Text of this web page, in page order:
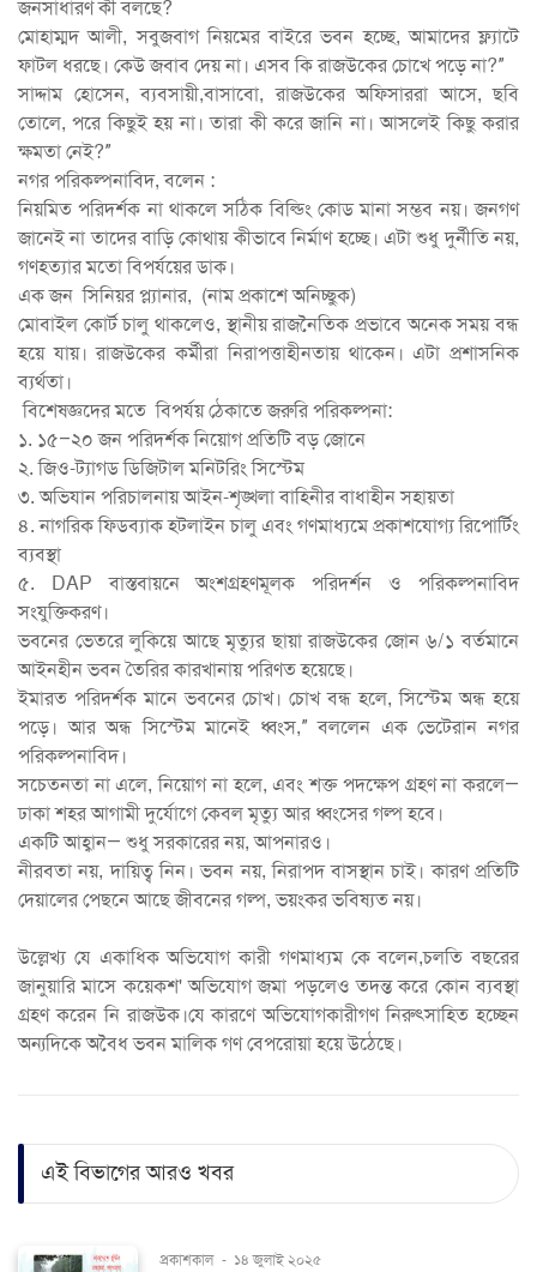
জনসাধারণ কী বলছে?
মোহাম্মদ আলী, সবুজবাগ নিয়মের বাইরে ভবন হচ্ছে, আমাদের ফ্ল্যাটে
ফাটল ধরছে। কেউ জবাব দেয় না। এসব কি রাজউকের চোখে পড়ে না?”
সাদ্দাম হোসেন, ব্যবসায়ী,বাসাবো, রাজউকের অফিসাররা আসে, ছবি
তোলে, পরে কিছুই হয় না। তারা কী করে জানি না। আসলেই কিছু করার
ক্ষমতা নেই?”
নগর পরিকল্পনাবিদ, বলেন :
নিয়মিত পরিদর্শক না থাকলে সঠিক বিল্ডিং কোড মানা সম্ভব নয়। জনগণ
জানেই না তাদের বাড়ি কোথায় কীভাবে নির্মাণ হচ্ছে। এটা শুধু দুর্নীতি নয়,
গণহত্যার মতো বিপর্যয়ের ডাক।
এক জন সিনিয়র প্ল্যানার, (নাম প্রকাশে অনিচ্ছুক)
মোবাইল কোর্ট চালু থাকলেও, স্থানীয় রাজনৈতিক প্রভাবে অনেক সময় বন্ধ
হয়ে যায়। রাজউকের কর্মীরা নিরাপত্তাহীনতায় থাকেন। এটা প্রশাসনিক
ব্যর্থতা।
বিশেষজ্ঞদের মতে বিপর্যয় ঠেকাতে জরুরি পরিকল্পনা:
১. ১৫–২০ জন পরিদর্শক নিয়োগ প্রতিটি বড় জোনে
২. জিও-ট্যাগড ডিজিটাল মনিটরিং সিস্টেম
৩. অভিযান পরিচালনায় আইন-শৃঙ্খলা বাহিনীর বাধাহীন সহায়তা
৪. নাগরিক ফিডব্যাক হটলাইন চালু এবং গণমাধ্যমে প্রকাশযোগ্য রিপোর্টিং
ব্যবস্থা
৫. DAP বাস্তবায়নে অংশগ্রহণমূলক পরিদর্শন ও পরিকল্পনাবিদ
সংযুক্তিকরণ।
ভবনের ভেতরে লুকিয়ে আছে মৃত্যুর ছায়া রাজউকের জোন ৬/১ বর্তমানে
আইনহীন ভবন তৈরির কারখানায় পরিণত হয়েছে।
ইমারত পরিদর্শক মানে ভবনের চোখ। চোখ বন্ধ হলে, সিস্টেম অন্ধ হয়ে
পড়ে। আর অন্ধ সিস্টেম মানেই ধ্বংস,” বললেন এক ভেটেরান নগর
পরিকল্পনাবিদ।
সচেতনতা না এলে, নিয়োগ না হলে, এবং শক্ত পদক্ষেপ গ্রহণ না করলে—
ঢাকা শহর আগামী দুর্যোগে কেবল মৃত্যু আর ধ্বংসের গল্প হবে।
একটি আহ্বান— শুধু সরকারের নয়, আপনারও।
নীরবতা নয়, দায়িত্ব নিন। ভবন নয়, নিরাপদ বাসস্থান চাই। কারণ প্রতিটি
দেয়ালের পেছনে আছে জীবনের গল্প, ভয়ংকর ভবিষ্যত নয়।
উল্লেখ্য যে একাধিক অভিযোগ কারী গণমাধ্যম কে বলেন,চলতি বছরের
জানুয়ারি মাসে কয়েকশ' অভিযোগ জমা পড়লেও তদন্ত করে কোন ব্যবস্থা
গ্রহণ করেন নি রাজউক।যে কারণে অভিযোগকারীগণ নিরুৎসাহিত হচ্ছেন
অন্যদিকে অবৈধ ভবন মালিক গণ বেপরোয়া হয়ে উঠেছে।
এই বিভাগের আরও খবর
প্রকাশকাল - ১৪ জুলাই ২০২৫